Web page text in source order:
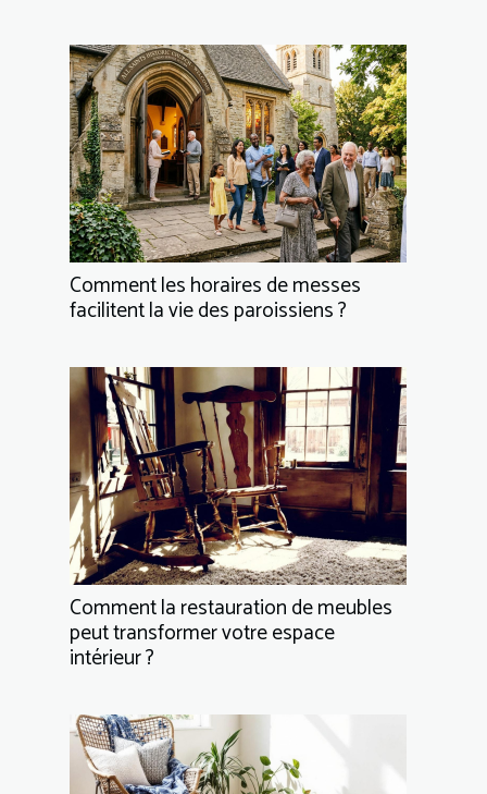
Comment les horaires de messes
facilitent la vie des paroissiens ?
Comment la restauration de meubles
peut transformer votre espace
intérieur ?